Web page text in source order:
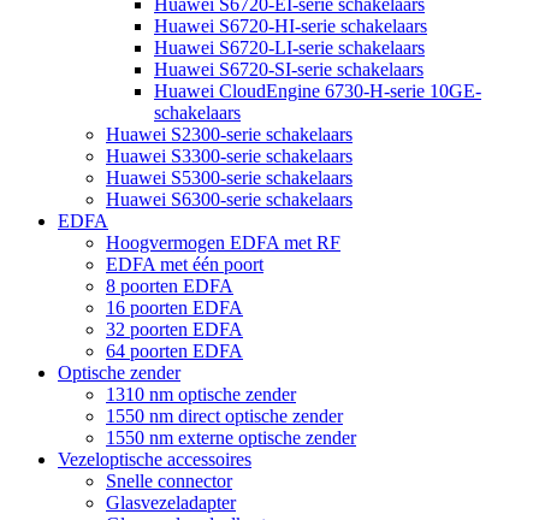
Huawei S6720-HI-serie schakelaars
Huawei S6720-LI-serie schakelaars
Huawei S6720-SI-serie schakelaars
Huawei CloudEngine 6730-H-serie 10GE-
schakelaars
Huawei S2300-serie schakelaars
Huawei S3300-serie schakelaars
Huawei S5300-serie schakelaars
Huawei S6300-serie schakelaars
EDFA
Hoogvermogen EDFA met RF
EDFA met één poort
8 poorten EDFA
16 poorten EDFA
32 poorten EDFA
64 poorten EDFA
Optische zender
1310 nm optische zender
1550 nm direct optische zender
1550 nm externe optische zender
Vezeloptische accessoires
Snelle connector
Glasvezeladapter